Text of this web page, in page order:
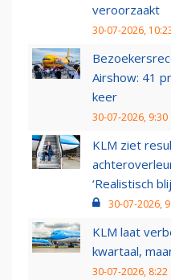
veroorzaakt
30-07-2026,
Airshow: 41
keer
30-07-2026, 9:30
KLM ziet
‘Realistisch
30-07-2026,
KLM laat
kwartaal,
30-07-2026, 8:22